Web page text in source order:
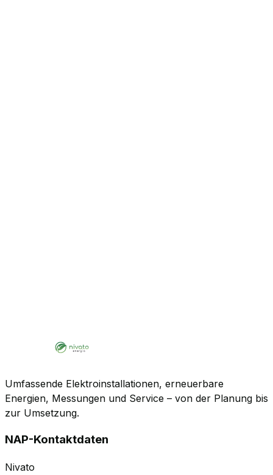
Umfassende Elektroinstallationen, erneuerbare
Energien, Messungen und Service – von der Planung bis
zur Umsetzung.
NAP-Kontaktdaten
Nivato